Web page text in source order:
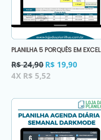
PLANILHA 5 PORQUÊS EM EXCEL
Preço
normal
R$ 24,90 R$ 19,90
4X R$ 5,52